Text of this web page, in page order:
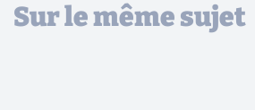
Sur le même sujet